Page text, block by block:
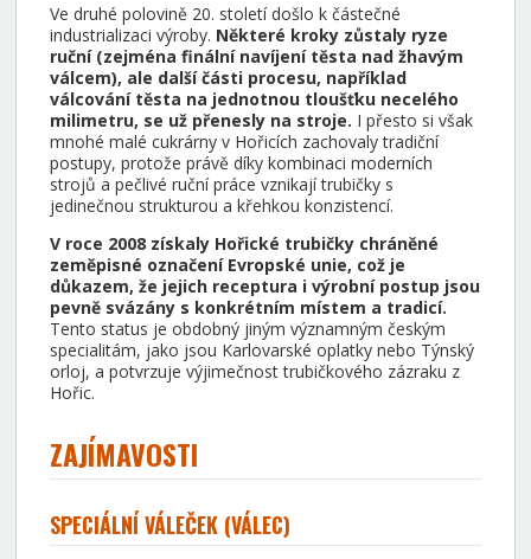
Ve druhé polovině 20. století došlo k částečné
industrializaci výroby. Některé kroky zůstaly ryze
ruční (zejména finální navíjení těsta nad žhavým
válcem), ale další části procesu, například
válcování těsta na jednotnou tloušťku necelého
milimetru, se už přenesly na stroje. I přesto si však
mnohé malé cukrárny v Hořicích zachovaly tradiční
postupy, protože právě díky kombinaci moderních
strojů a pečlivé ruční práce vznikají trubičky s
jedinečnou strukturou a křehkou konzistencí.
V roce 2008 získaly Hořické trubičky chráněné
zeměpisné označení Evropské unie, což je
důkazem, že jejich receptura i výrobní postup jsou
pevně svázány s konkrétním místem a tradicí.
Tento status je obdobný jiným významným českým
specialitám, jako jsou Karlovarské oplatky nebo Týnský
orloj, a potvrzuje výjimečnost trubičkového zázraku z
Hořic.
ZAJÍMAVOSTI
SPECIÁLNÍ VÁLEČEK (VÁLEC)